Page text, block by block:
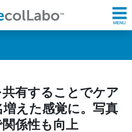
有することでケア
えた感覚に。写真
係性も向上